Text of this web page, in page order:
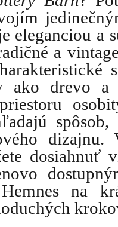
eleganciou a
a
ako drevo a
dizajnu.
dosiahnuť
na